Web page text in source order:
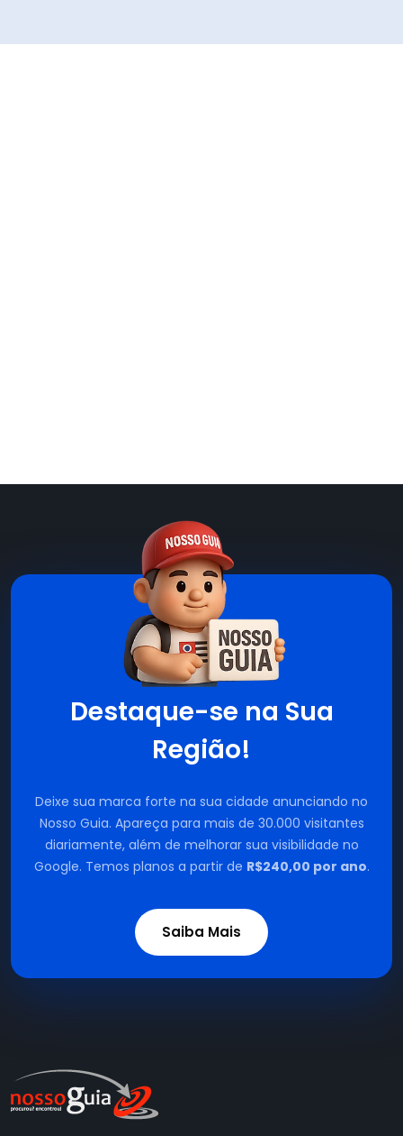
Destaque-se na Sua
Região!
Deixe sua marca forte na sua cidade anunciando no
Nosso Guia. Apareça para mais de 30.000 visitantes
diariamente, além de melhorar sua visibilidade no
Google. Temos planos a partir de R$240,00 por ano.
Saiba Mais